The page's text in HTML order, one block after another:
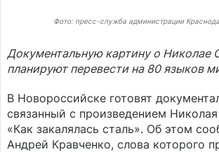
Фото: пресс-служба администрации
Документальную картину о Николае
планируют перевести на 80 языков
В Новороссийске готовят
связанный с произведением
«Как закалялась сталь». Об этом
Андрей Кравченко, слова которого